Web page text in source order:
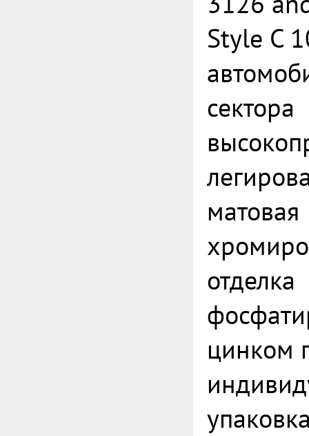
Style C
сектора
матовая
отделка
цинком